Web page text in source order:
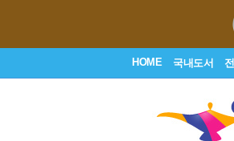
HOME 국내도서